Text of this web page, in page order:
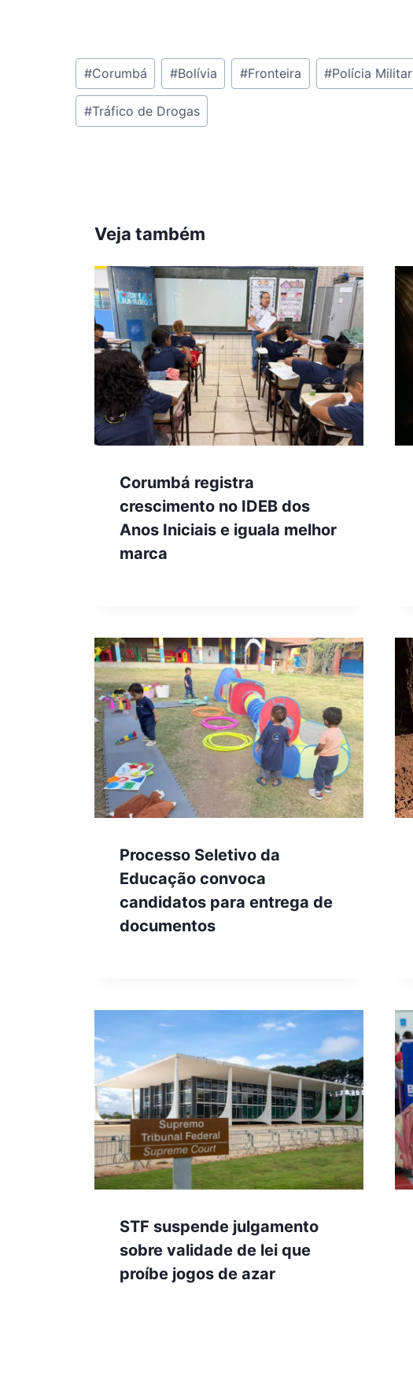
Tags
do
Post:
#Corumbá #Bolívia #Fronteira #Polícia Militar
#Tráfico de Drogas
Veja também
Corumbá registra
crescimento no IDEB dos
Anos Iniciais e iguala melhor
marca
Processo Seletivo da
Educação convoca
candidatos para entrega de
documentos
STF suspende julgamento
sobre validade de lei que
proíbe jogos de azar